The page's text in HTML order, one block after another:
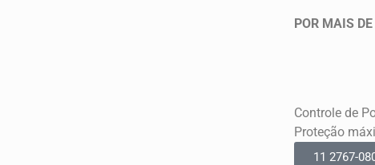
POR MAIS
Controle de
Proteção
11 2767-